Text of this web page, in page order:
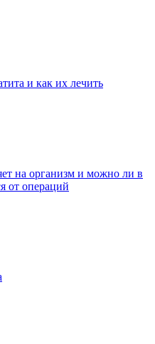
и как их лечить
на организм и можно ли в
от операций